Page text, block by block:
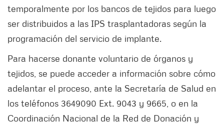
temporalmente por los bancos de tejidos para luego
ser distribuidos a las IPS trasplantadoras según la
programación del servicio de implante.
Para hacerse donante voluntario de órganos y
tejidos, se puede acceder a información sobre cómo
adelantar el proceso, ante la Secretaría de Salud en
los teléfonos 3649090 Ext. 9043 y 9665, o en la
Coordinación Nacional de la Red de Donación y